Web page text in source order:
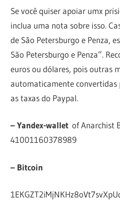
Se você quiser apoiar umx
inclua uma nota sobre isso.
de São Petersburgo e Penza,
São Petersburgo e Penza”.
euros ou dólares, pois outras
automaticamente convertidas
as taxas do Paypal.
– Yandex-wallet of Anarchist
41001160378989
– Bitcoin